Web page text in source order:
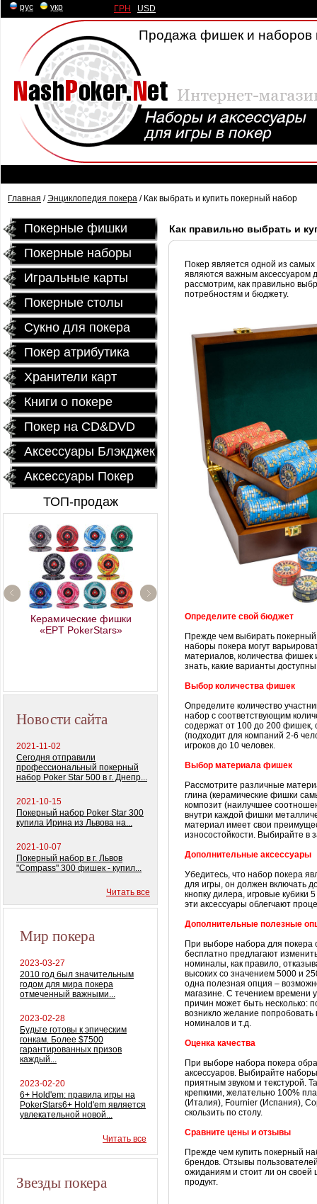
рус укр ГРН USD
Продажа фишек и наборов
Главная /Энциклопедия покера / Как выбрать и купить покерный набор
Покерные фишки
Покерные наборы
Игральные карты
Покерные столы
Сукно для покера
Покер атрибутика
Хранители карт
Книги о покере
Покер на CD&DVD
Аксессуары Блэкджек
Аксессуары Покер
ТОП-продаж
Керамические фишки
«EPT PokerStars»
Fournier 2818 Блок (12
колод) 100%
пластиковых карт
Новости сайта
2021-11-02
Сегодня отправили
профессиональный покерный
набор Poker Star 500 в г. Днепр...
2021-10-15
Покерный набор Poker Star 300
купила Ирина из Львова на...
2021-10-07
Покерный набор в г. Львов
"Compass" 300 фишек - купил...
Читать все
Мир покера
2023-03-27
2010 год был значительным
годом для мира покера
отмеченный важными...
2023-02-28
Будьте готовы к эпическим
гонкам. Более $7500
гарантированных призов
каждый...
2023-02-20
6+ Hold'em: правила игры на
PokerStars6+ Hold'em является
увлекательной новой...
Читать все
Звезды покера
Как правильно выбрать и
Покер является одной из
являются важным аксессуаром
рассмотрим, как правильно
потребностям и бюджету.
Определите свой бюджет
Прежде чем выбирать
наборы покера могут
материалов, количества фишек
знать, какие варианты
Выбор количества фишек
Определите количество
набор с соответствующим
содержат от 100 до 200 фишек,
(подходит для компаний 2-6
игроков до 10 человек.
Выбор материала фишек
Рассмотрите различные
глина (керамические фишки
композит (наилучшее
внутри каждой фишки
материал имеет свои
износостойкости. Выбирайте в
Дополнительные аксессуары
Убедитесь, что набор покера
для игры, он должен включать
кнопку дилера, игровые кубики
эти аксессуары облегчают
Дополнительные полезные
При выборе набора для покера
бесплатно предлагают
номиналы, как правило,
высоких со значением 5000 и
одна полезная опция –
магазине. С течением времени
причин может быть несколько:
возникло желание
номиналов и т.д.
Оценка качества
При выборе набора покера
аксессуаров. Выбирайте
приятным звуком и текстурой.
крепкими, желательно 100%
(Италия), Fournier (Испания),
скользить по столу.
Сравните цены и отзывы
Прежде чем купить покерный
брендов. Отзывы
ожиданиям и стоит ли он своей
продукт.